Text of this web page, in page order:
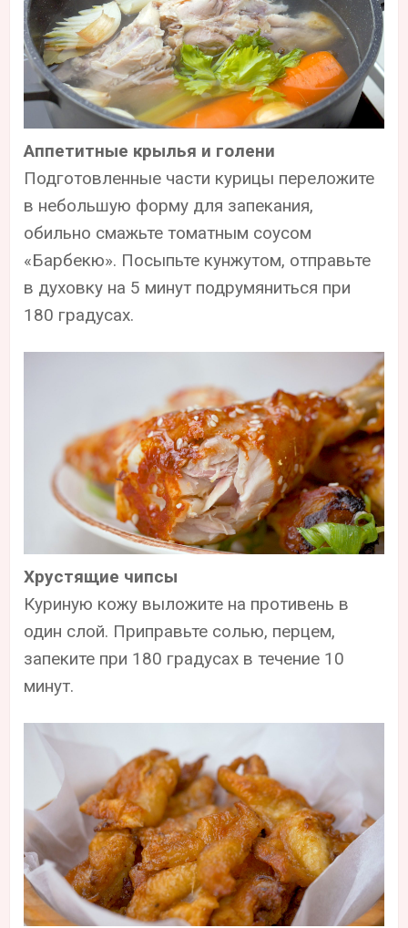
Аппетитные крылья и голени
Подготовленные части курицы переложите
в небольшую форму для запекания,
обильно смажьте томатным соусом
«Барбекю». Посыпьте кунжутом, отправьте
в духовку на 5 минут подрумяниться при
180 градусах.
Хрустящие чипсы
Куриную кожу выложите на противень в
один слой. Приправьте солью, перцем,
запеките при 180 градусах в течение 10
минут.